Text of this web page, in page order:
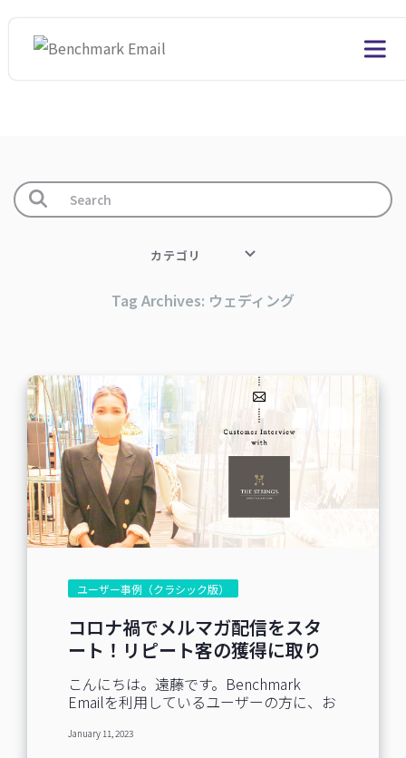
カテゴリ
Tag Archives: ウェディング
ユーザー事例（クラシック版）
コロナ禍でメルマガ配信をスタ
ート！リピート客の獲得に取り
組む「ザ ストリングス 表参道」
こんにちは。遠藤です。Benchmark
Emailを利用しているユーザーの方に、お
話を伺ったのは、ザ ストリングス 表参道
January 11, 2023